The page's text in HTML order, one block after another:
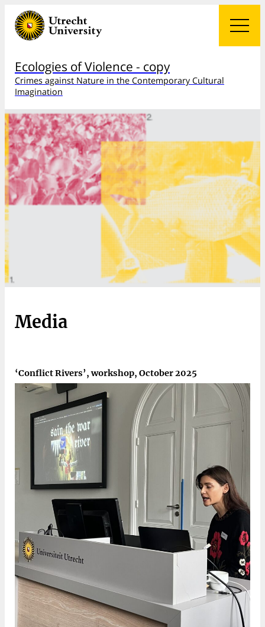
Ecologies of Violence - copy
Crimes against Nature in the Contemporary Cultural
Imagination
Media
‘Conflict Rivers’, workshop, October 2025